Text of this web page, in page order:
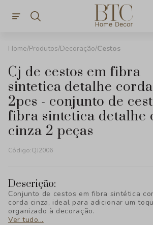
Produtos Decoração Cestos
cj de cestos em fibra
sintetica detalhe
2pcs - conjunto de
fibra sintetica detalhe
cinza 2 peças
Código:QJ2006
Descrição:
Conjunto de cestos em fibra sintética
corda cinza, ideal para adicionar um
organizado à decoração.
Ver tudo...